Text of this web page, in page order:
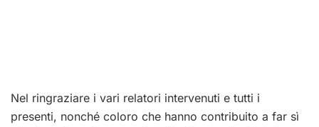
Nel ringraziare i vari relatori intervenuti e tutti i
presenti, nonché coloro che hanno contribuito a far sì